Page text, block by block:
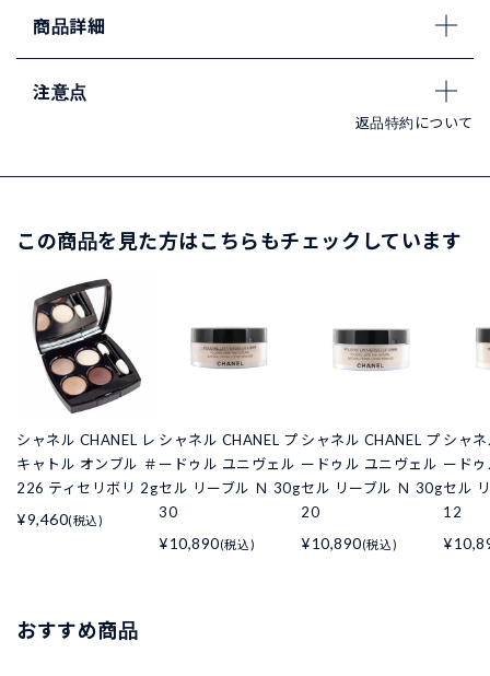
商品詳細
注意点
返品特約について
この商品を見た方はこちらもチェックしています
シャネル CHANEL レ
キャトル オンブル ＃
226 ティセリボリ 2g
¥9,460(税込)
シャネル CHANEL プ
ードゥル ユニヴェル
セル リーブル Ｎ 30g
30
¥10,890(税込)
シャネル CHANEL プ
ードゥル ユニヴェル
セル リーブル Ｎ 30g
20
¥10,890(税込)
シャ
ード
セル
12
おすすめ商品